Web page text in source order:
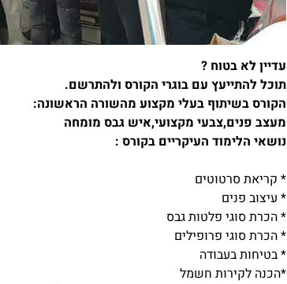
עדיין לא בטוח ?
תוכל להתייעץ עם בוגרי הקורס ולהתרשם.
הקורס בשיתוף בעלי מקצוע מהשורה הראשונה:
מעצב פנים,צבעי מקצועי,איש גבס מומחה
נושאי הלימוד העיקריים בקורס :
* קריאת סרטוטים
* עיצוב פנים
* הכרת סוגי פלטות גבס
* הכרת סוגי פרופילים
* בטיחות בעבודה
*הכנה לקירות חשמל